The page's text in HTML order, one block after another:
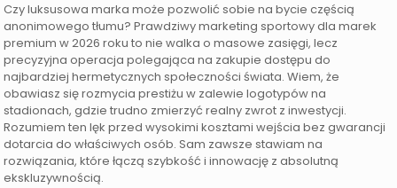
Czy luksusowa marka może pozwolić sobie na bycie częścią
anonimowego tłumu? Prawdziwy marketing sportowy dla marek
premium w 2026 roku to nie walka o masowe zasięgi, lecz
precyzyjna operacja polegająca na zakupie dostępu do
najbardziej hermetycznych społeczności świata. Wiem, że
obawiasz się rozmycia prestiżu w zalewie logotypów na
stadionach, gdzie trudno zmierzyć realny zwrot z inwestycji.
Rozumiem ten lęk przed wysokimi kosztami wejścia bez gwarancji
dotarcia do właściwych osób. Sam zawsze stawiam na
rozwiązania, które łączą szybkość i innowację z absolutną
ekskluzywnością.